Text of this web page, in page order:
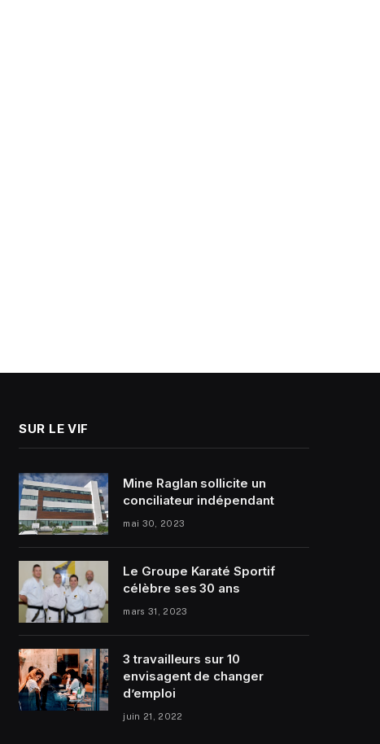
SUR LE VIF
Mine Raglan sollicite un
conciliateur indépendant
mai 30, 2023
Le Groupe Karaté Sportif
célèbre ses 30 ans
mars 31, 2023
3 travailleurs sur 10
envisagent de changer
d’emploi
juin 21, 2022